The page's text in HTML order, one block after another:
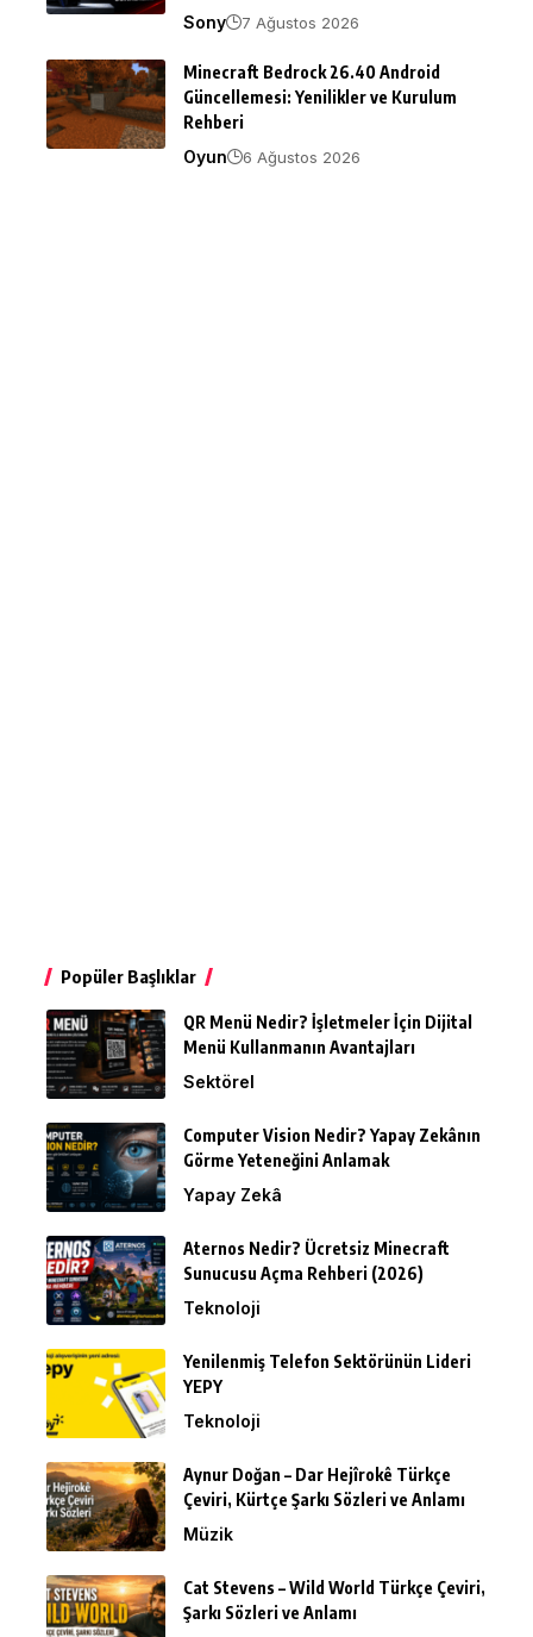
Sony
7 Ağustos 2026
Minecraft Bedrock 26.40 Android
Güncellemesi: Yenilikler ve Kurulum
Rehberi
Oyun
6 Ağustos 2026
Popüler Başlıklar
QR Menü Nedir? İşletmeler İçin Dijital
Menü Kullanmanın Avantajları
Sektörel
Computer Vision Nedir? Yapay Zekânın
Görme Yeteneğini Anlamak
Yapay Zekâ
Aternos Nedir? Ücretsiz Minecraft
Sunucusu Açma Rehberi (2026)
Teknoloji
Yenilenmiş Telefon Sektörünün Lideri
YEPY
Teknoloji
Aynur Doğan – Dar Hejîrokê Türkçe
Çeviri, Kürtçe Şarkı Sözleri ve Anlamı
Müzik
Cat Stevens – Wild World Türkçe Çeviri,
Şarkı Sözleri ve Anlamı